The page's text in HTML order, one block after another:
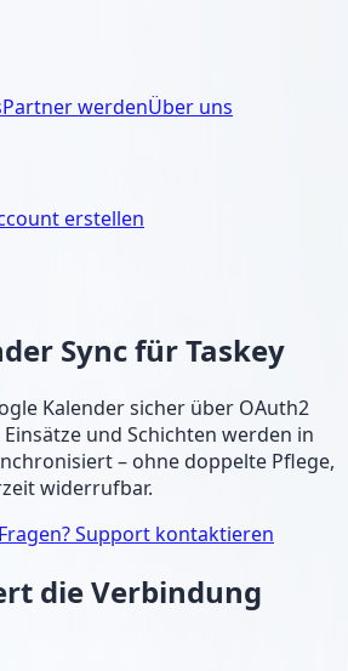
Partner werdenÜber uns
erstellen
Sync für Taskey
Kalender sicher über OAuth2
Einsätze und Schichten werden in
– ohne doppelte Pflege,
widerrufbar.
Fragen? Support kontaktieren
die Verbindung